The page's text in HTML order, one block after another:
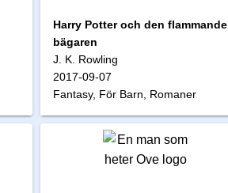
Harry Potter och den flammande
bägaren
J. K. Rowling
2017-09-07
Fantasy, För Barn, Romaner